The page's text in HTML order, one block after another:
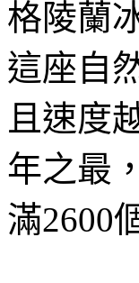
格陵蘭
這座自
且速度
年之最
滿2600